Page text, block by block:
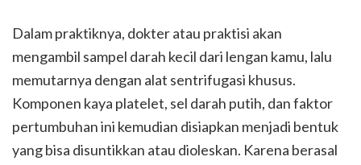
Dalam praktiknya, dokter atau praktisi akan
mengambil sampel darah kecil dari lengan kamu, lalu
memutarnya dengan alat sentrifugasi khusus.
Komponen kaya platelet, sel darah putih, dan faktor
pertumbuhan ini kemudian disiapkan menjadi bentuk
yang bisa disuntikkan atau dioleskan. Karena berasal